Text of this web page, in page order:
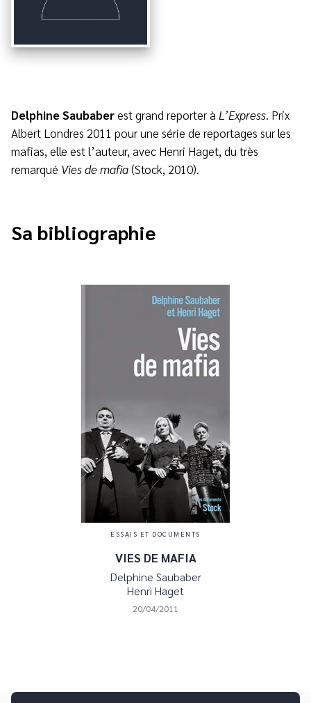
Delphine Saubaberest grand reporter à L’Express. Prix
Albert Londres 2011 pour une série de reportages sur les
mafias, elle est l’auteur, avec Henri Haget, du très
remarqué Vies de mafia(Stock, 2010).
Sa bibliographie
ESSAIS ET DOCUMENTS
VIES DE MAFIA
Delphine Saubaber
Henri Haget
20/04/2011